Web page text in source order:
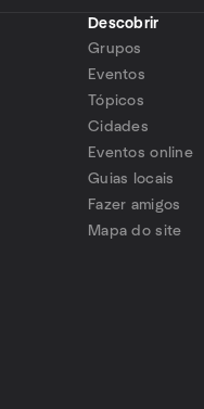
Descobrir
Grupos
Eventos
Tópicos
Cidades
Eventos online
Guias locais
Fazer amigos
Mapa do site